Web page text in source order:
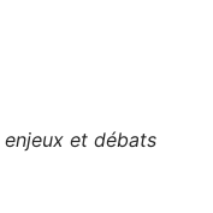
enjeux et débats